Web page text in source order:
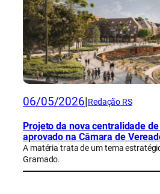
06/05/2026 Redação RS
Projeto da nova centralidade
aprovado na Câmara de
A matéria trata de um tema
Gramado.